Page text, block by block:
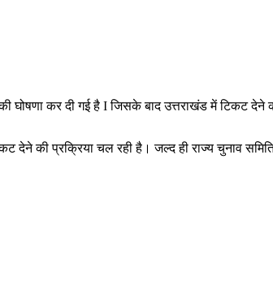
की घोषणा कर दी गई है I जिसके बाद उत्तराखंड में टिकट
देने की प्रक्रिया चल रही है। जल्द ही राज्य चुनाव